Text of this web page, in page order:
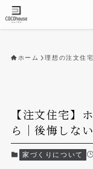
ホーム 理想の注文住
【注文住宅】
ら｜後悔しな
家づくりについて